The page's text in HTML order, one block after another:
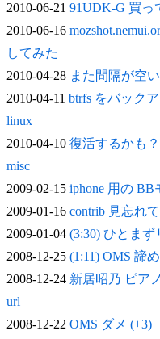
2010-06-21 91UDK-G 買っ
2010-06-16
してみた
2010-04-28 また間隔が空
2010-04-11 btrfs をバック
linux
2010-04-10 復活するかも
misc
2009-02-15 iphone 用の BB
2009-01-16 contrib 見忘れ
2009-01-04 (3:30) ひとま
2008-12-25 (1:11) OMS 諦
2008-12-24 新居昭乃 ピア
url
2008-12-22 OMS ダメ (+3)